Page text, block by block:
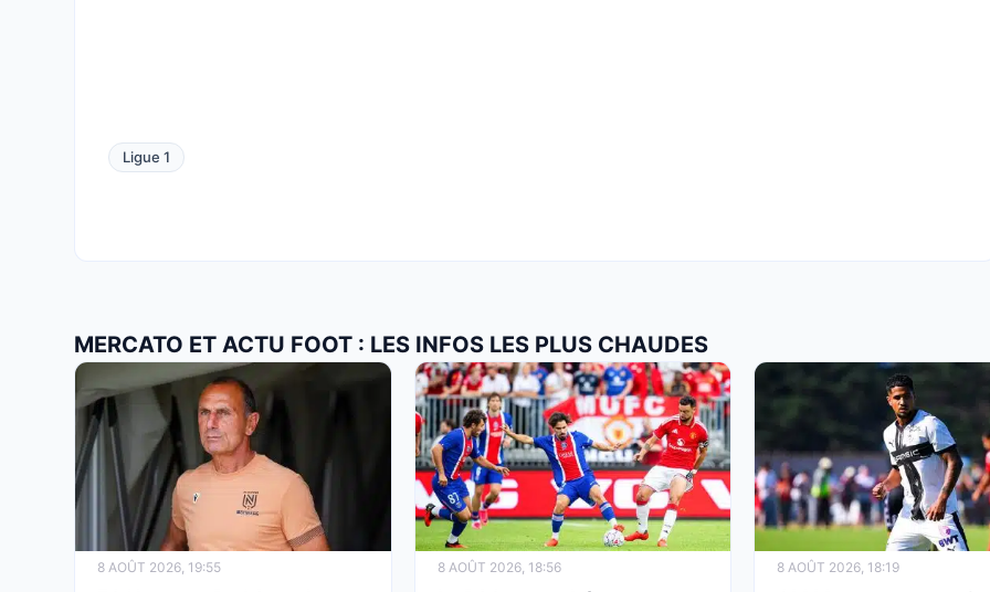
Ligue 1
MERCATO ET ACTU FOOT : LES INFOS LES PLUS CHAUDES
8 AOÛT 2026, 19:55 8 AOÛT 2026, 18:56 8 AOÛT 2026, 18:19